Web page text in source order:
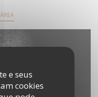
e seus
cookies